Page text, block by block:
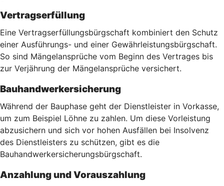
Vertragserfüllung
Eine Vertragserfüllungsbürgschaft kombiniert den Schutz
einer Ausführungs- und einer Gewährleistungsbürgschaft.
So sind Mängelansprüche vom Beginn des Vertrages bis
zur Verjährung der Mängelansprüche versichert.
Bauhandwerkersicherung
Während der Bauphase geht der Dienstleister in Vorkasse,
um zum Beispiel Löhne zu zahlen. Um diese Vorleistung
abzusichern und sich vor hohen Ausfällen bei Insolvenz
des Dienstleisters zu schützen, gibt es die
Bauhandwerkersicherungsbürgschaft.
Anzahlung und Vorauszahlung